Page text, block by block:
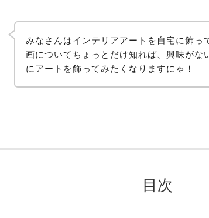
みなさんはインテリアアートを自宅に飾っ
画についてちょっとだけ知れば、興味がな
にアートを飾ってみたくなりますにゃ！
目次